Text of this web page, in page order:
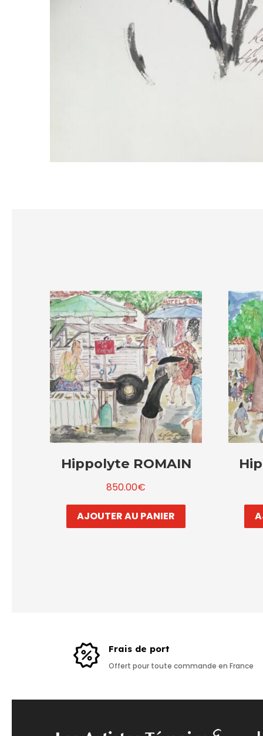
Hippolyte ROMAIN
850.00€
AJOUTER AU PANIER
Frais de port
Offert pour toute commande en France